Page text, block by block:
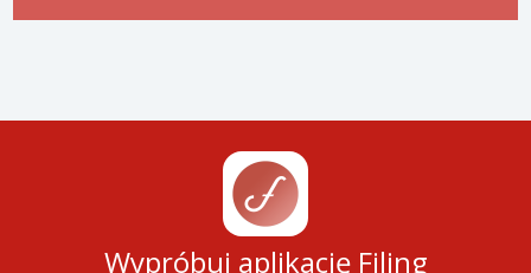
Wypróbuj aplikację Filing